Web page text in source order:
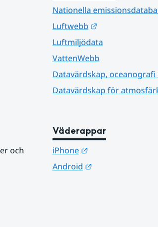
Nationella
Luftwebb
Länk till annan
Luftmiljödata
VattenWebb
Datavärdskap,
Datavärdskap för
och
Väderappar
iPhone
Länk till annan
Android
Länk till annan